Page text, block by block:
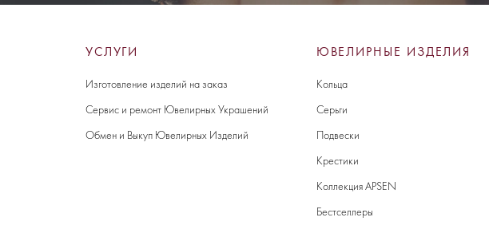
УСЛУГИ
Изготовление изделий на заказ
Сервис и ремонт Ювелирных Украшений
Обмен и Выкуп Ювелирных Изделий
ЮВЕЛИРНЫЕ ИЗДЕЛИЯ
Кольца
Серьги
Подвески
Крестики
Коллекция APSEN
Бестселлеры